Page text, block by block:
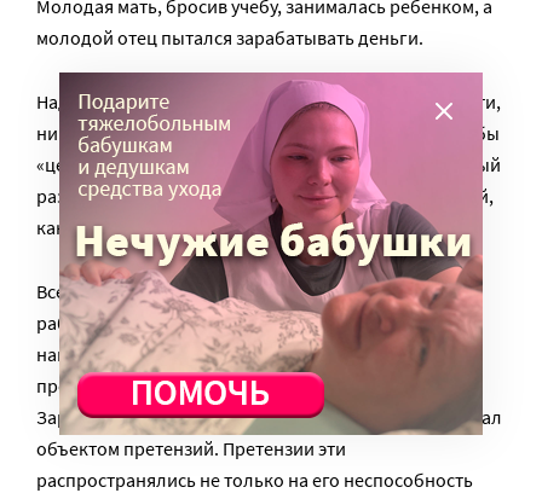
Молодая мать, бросив учебу, занималась ребенком, а
молодой отец пытался зарабатывать деньги.
Надо сказать, что у юноши не было ни специальности,
ни особых коммуникативных навыков для того, чтобы
«цепляться» в незнакомом городе – это был типичный
раздолбай с гуманитарным уклоном, инфантильный,
как водится. Но сына своего он любил.
Все, что он мог в сложившейся ситуации – честно
работать. И он брался за любую работу, какую мог
найти в чужом городе – торгового агента, грузчика,
продавца в ларьке… В выходные гулял с ребенком.
Зарабатывал он мало, в результате для жены муж стал
объектом претензий. Претензии эти
распространялись не только на его неспособность